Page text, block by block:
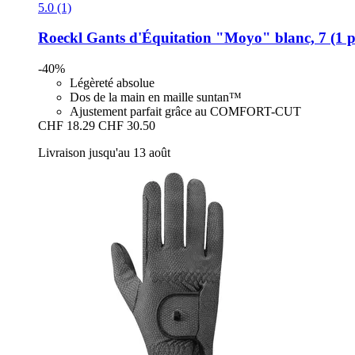
5.0 (1)
Roeckl Gants d'Équitation "Moyo" blanc, 7 (1
-40%
Légèreté absolue
Dos de la main en maille suntan™
Ajustement parfait grâce au COMFORT-CUT
CHF 18.29 CHF 30.50
Livraison jusqu'au 13 août